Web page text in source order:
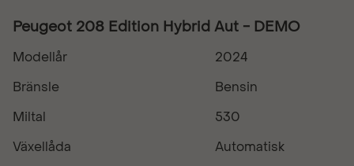
Peugeot 208 Edition Hybrid Aut - DEMO
Modellår
2024
Bränsle
Bensin
Miltal
530
Växellåda
Automatisk